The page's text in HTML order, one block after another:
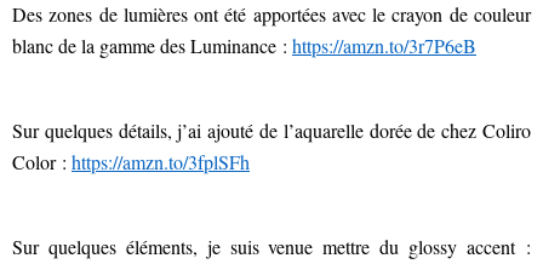
Des zones de lumières ont été apportées avec le crayon de couleur
blanc de la gamme des Luminance : https://amzn.to/3r7P6eB
Sur quelques détails, j’ai ajouté de l’aquarelle dorée de chez Coliro
Color : https://amzn.to/3fplSFh
Sur quelques éléments, je suis venue mettre du glossy accent :